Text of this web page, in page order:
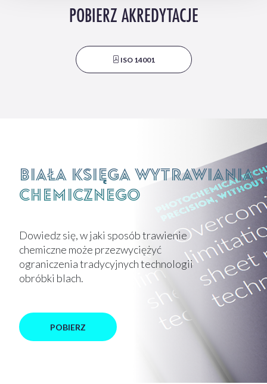
POBIERZ AKREDYTACJE
ISO 14001
Biała księga wytrawiania
chemicznego
Dowiedz się, w jaki sposób trawienie
chemiczne może przezwyciężyć
ograniczenia tradycyjnych technologii
obróbki blach.
POBIERZ